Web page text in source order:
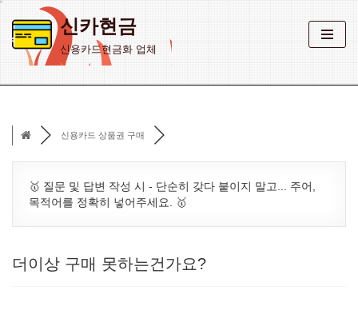
콘
너
신카현금
신용카드현금화 업체
신용카드 상품권 구매
🥇 질문 및 답변 작성 시 - 단순히 갖다 붙이지 말고... 주어,
목적어를 정확히 넣어주세요. 🥇
더이상 구매 못하는건가요?